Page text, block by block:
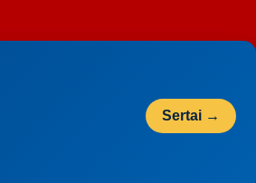
Sertai →